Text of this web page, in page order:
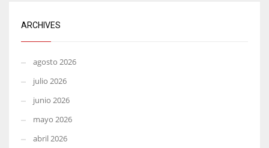
ARCHIVES
agosto 2026
julio 2026
junio 2026
mayo 2026
abril 2026